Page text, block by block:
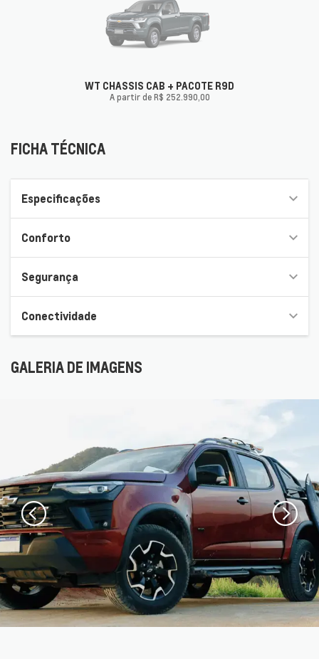
WT CHASSIS CAB + PACOTE R9D
A partir de R$ 252.990,00
FICHA TÉCNICA
Especificações
Conforto
Segurança
Conectividade
GALERIA DE IMAGENS